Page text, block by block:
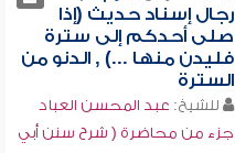
رجال إسناد حديث (إذا
صلى أحدكم إلى سترة
فليدن منها ...) , الدنو من
السترة
للشيخ: عبد المحسن العباد
جزء من محاضرة ( شرح سنن أبي